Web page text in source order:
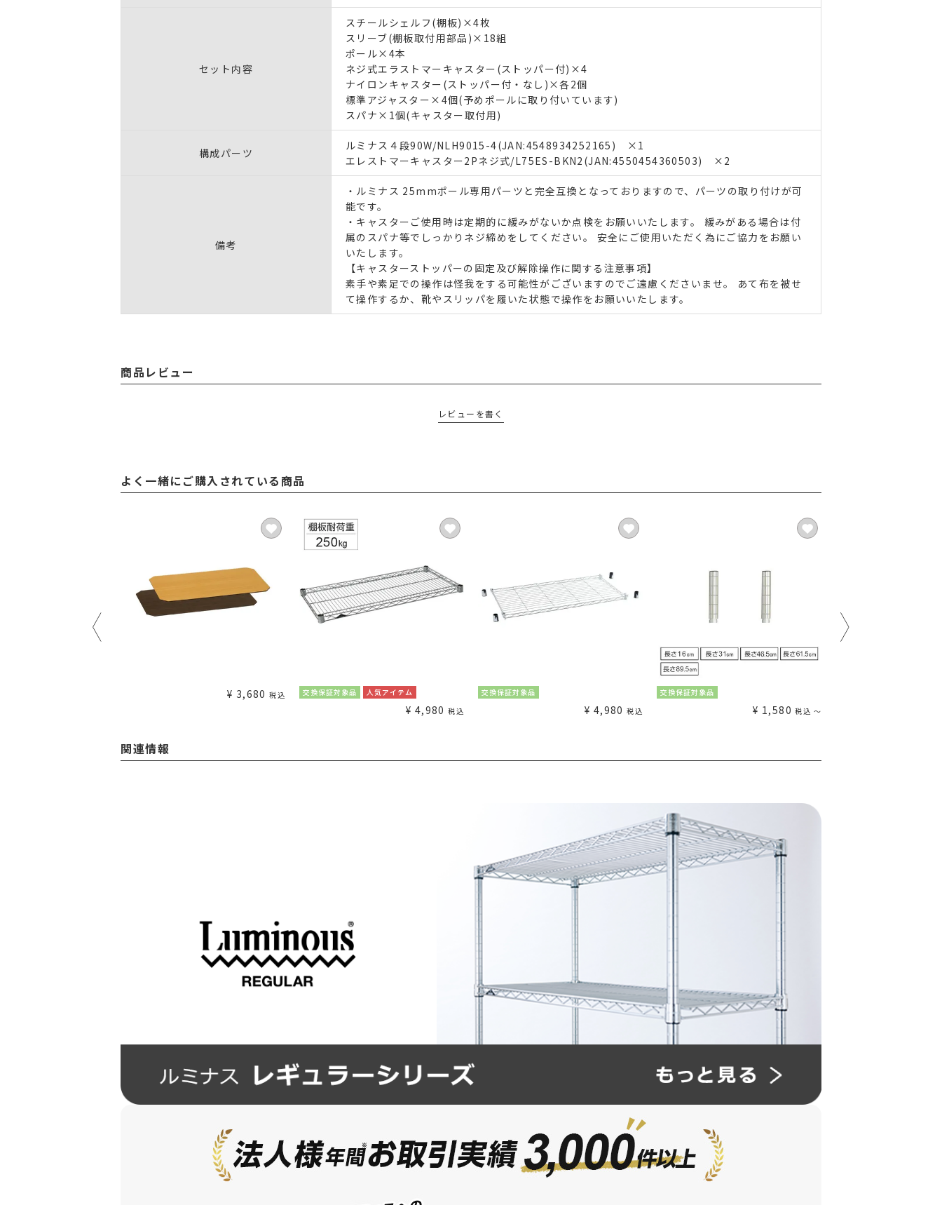
セット内容
スチールシェルフ(棚板)×4枚
スリーブ(棚板取付用部品)×18組
ポール×4本
ネジ式エラストマーキャスター(ストッパー付)×4
ナイロンキャスター(ストッパー付・なし)×各2個
標準アジャスター×4個(予めポールに取り付いています)
スパナ×1個(キャスター取付用)
構成パーツ
ルミナス４段90W/NLH9015-4(JAN:4548934252165) ×1
エレストマーキャスター2Pネジ式/L75ES-BKN2(JAN:4550454360503) ×2
備考
・ルミナス 25mmポール専用パーツと完全互換となっておりますので、パーツの取り付けが可
能です。
・キャスターご使用時は定期的に緩みがないか点検をお願いいたします。 緩みがある場合は付
属のスパナ等でしっかりネジ締めをしてください。 安全にご使用いただく為にご協力をお願い
いたします。
【キャスターストッパーの固定及び解除操作に関する注意事項】
素手や素足での操作は怪我をする可能性がございますのでご遠慮くださいませ。 あて布を被せ
て操作するか、靴やスリッパを履いた状態で操作をお願いいたします。
商品レビュー
レビューを書く
よく一緒にご購入されている商品
¥ 3,680 税込 交換保証対象品 人気アイテム
¥ 4,980 税込
交換保証対象品
¥ 4,980 税込
交換保証対象品
¥ 1,580 税込 〜
関連情報